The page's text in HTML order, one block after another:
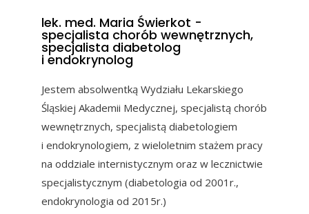
lek. med. Maria Świerkot -
specjalista chorób wewnętrznych,
specjalista diabetolog
i endokrynolog
Jestem absolwentką Wydziału Lekarskiego
Śląskiej Akademii Medycznej, specjalistą chorób
wewnętrznych, specjalistą diabetologiem
i endokrynologiem, z wieloletnim stażem pracy
na oddziale internistycznym oraz w lecznictwie
specjalistycznym (diabetologia od 2001r.,
endokrynologia od 2015r.)